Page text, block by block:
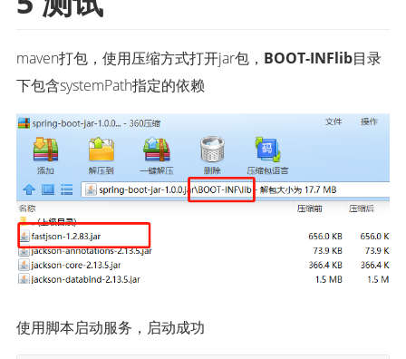
maven打包，使用压缩方式打开jar包， BOOT-INFlib目录
下包含systemPath指定的依赖
使用脚本启动服务，启动成功